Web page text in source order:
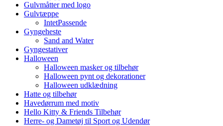
Gulvmåtter med logo
Gulvtæppe
IntetPassende
Gyngeheste
Sand and Water
Gyngestativer
Halloween
Halloween masker og tilbehør
Halloween pynt og dekorationer
Halloween udklædning
Hatte og tilbehør
Havedørrum med motiv
Hello Kitty & Friends Tilbehør
Herre- og Dametøj til Sport og Udendør